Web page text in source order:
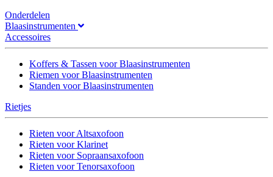
Onderdelen
Blaasinstrumenten
Accessoires
Koffers & Tassen voor Blaasinstrumenten
Riemen voor Blaasinstrumenten
Standen voor Blaasinstrumenten
Rietjes
Rieten voor Altsaxofoon
Rieten voor Klarinet
Rieten voor Sopraansaxofoon
Rieten voor Tenorsaxofoon